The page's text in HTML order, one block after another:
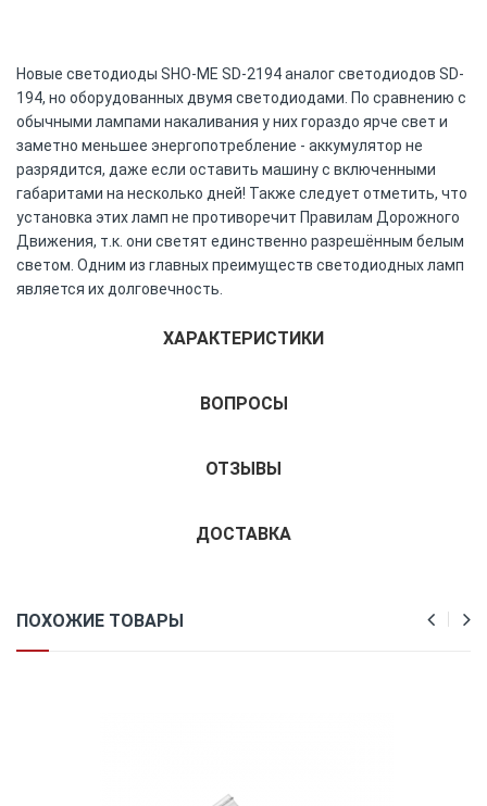
Новые светодиоды SHO-ME SD-2194 аналог светодиодов SD-
194, но оборудованных двумя светодиодами. По сравнению с
обычными лампами накаливания у них гораздо ярче свет и
заметно меньшее энергопотребление - аккумулятор не
разрядится, даже если оставить машину с включенными
габаритами на несколько дней! Также следует отметить, что
установка этих ламп не противоречит Правилам Дорожного
Движения, т.к. они светят единственно разрешённым белым
светом. Одним из главных преимуществ светодиодных ламп
является их долговечность.
ХАРАКТЕРИСТИКИ
ВОПРОСЫ
ОТЗЫВЫ
ДОСТАВКА
ПОХОЖИЕ ТОВАРЫ